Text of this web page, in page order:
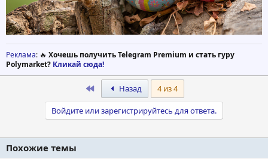
Реклама: 🔥 Хочешь получить Telegram Premium и стать гуру
Polymarket? Кликай сюда!
First Назад 4 из 4
Войдите или зарегистрируйтесь для ответа.
Похожие темы